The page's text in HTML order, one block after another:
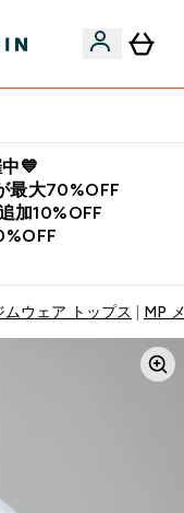
💙
最大70%OFF
加10%OFF
ムウェア トップス MP